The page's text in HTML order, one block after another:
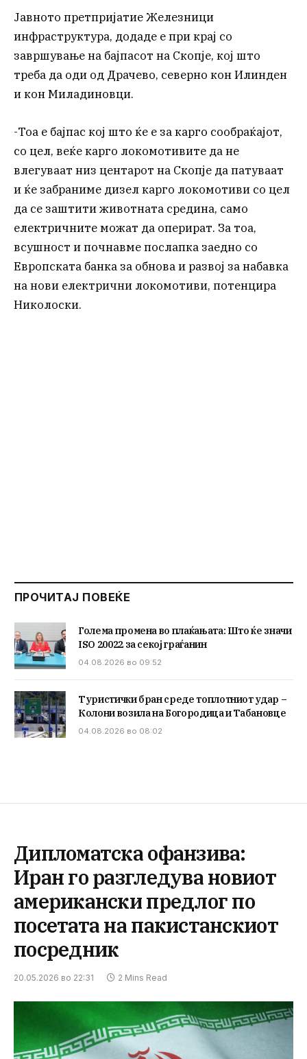
Јавното претпријатие Железници
инфраструктура, додаде е при крај со
завршување на бајпасот на Скопје, кој што
треба да оди од Драчево, северно кон Илинден
и кон Миладиновци.
-Тоа е бајпас кој што ќе е за карго сообраќајот,
со цел, веќе карго локомотивите да не
влегуваат низ центарот на Скопје да патуваат
и ќе забраниме дизел карго локомотиви со цел
да се заштити животната средина, само
електричните можат да оперират. За тоа,
всушност и почнавме послапка заедно со
Европската банка за обнова и развој за набавка
на нови електрични локомотиви, потенцира
Николоски.
ПРОЧИТАЈ ПОВЕЌЕ
Голема промена во плаќањата: Што ќе значи
ISO 20022 за секој граѓанин
04.08.2026 во 09:52
Туристички бран среде топлотниот удар –
Колони возила на Богородица и Табановце
04.08.2026 во 08:02
Дипломатска офанзива:
Иран го разгледува новиот
американски предлог по
посетата на пакистанскиот
посредник
20.05.2026 во 22:31 2 Mins Read